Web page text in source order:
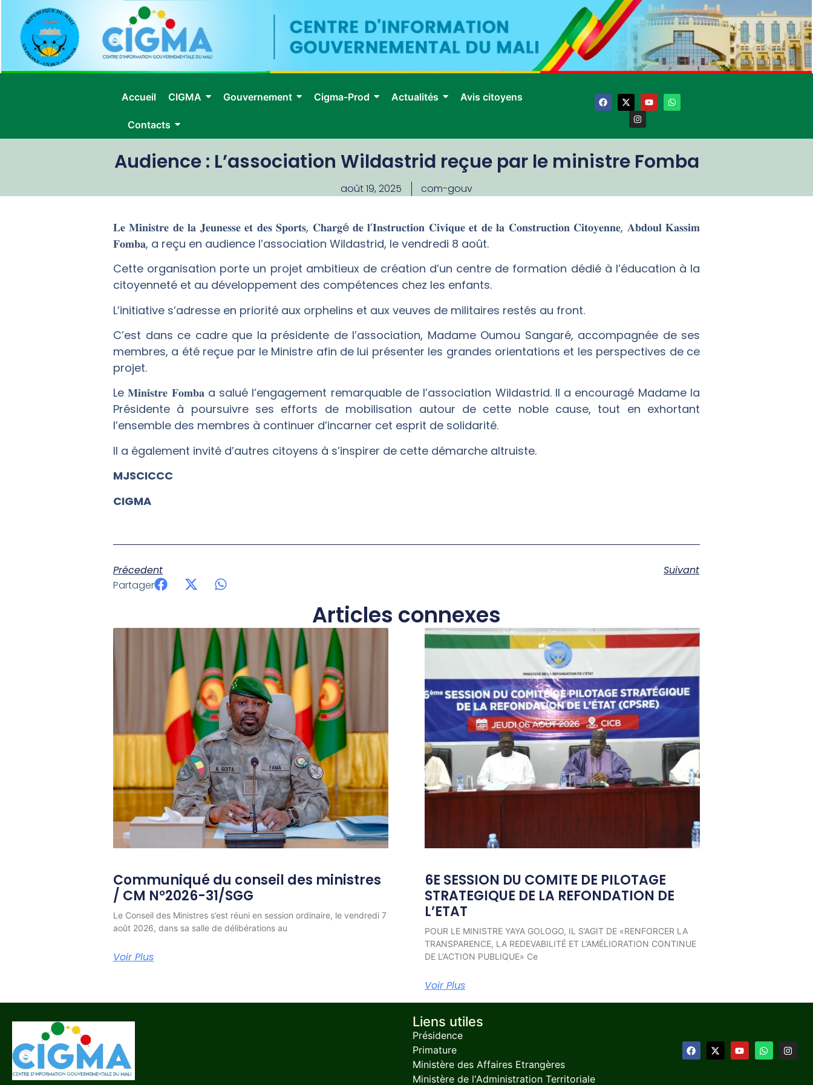
Accueil CIGMA Gouvernement Cigma-Prod Actualités Avis citoyens
Contacts
Audience : L’association Wildastrid reçue par le ministre Fomba
août 19, 2025 com-gouv
𝐋𝐞 𝐌𝐢𝐧𝐢𝐬𝐭𝐫𝐞 𝐝𝐞 𝐥𝐚 𝐉𝐞𝐮𝐧𝐞𝐬𝐬𝐞 𝐞𝐭 𝐝𝐞𝐬 𝐒𝐩𝐨𝐫𝐭𝐬, 𝐂𝐡𝐚𝐫𝐠é 𝐝𝐞 𝐥’𝐈𝐧𝐬𝐭𝐫𝐮𝐜𝐭𝐢𝐨𝐧 𝐂𝐢𝐯𝐢𝐪𝐮𝐞 𝐞𝐭 𝐝𝐞 𝐥𝐚 𝐂𝐨𝐧𝐬𝐭𝐫𝐮𝐜𝐭𝐢𝐨𝐧 𝐂𝐢𝐭𝐨𝐲𝐞𝐧𝐧𝐞, 𝐀𝐛𝐝𝐨𝐮𝐥 𝐊𝐚𝐬𝐬𝐢𝐦
𝐅𝐨𝐦𝐛𝐚, a reçu en audience l’association Wildastrid, le vendredi 8 août.
Cette organisation porte un projet ambitieux de création d’un centre de formation dédié à l’éducation à la
citoyenneté et au développement des compétences chez les enfants.
L’initiative s’adresse en priorité aux orphelins et aux veuves de militaires restés au front.
C’est dans ce cadre que la présidente de l’association, Madame Oumou Sangaré, accompagnée de ses
membres, a été reçue par le Ministre afin de lui présenter les grandes orientations et les perspectives de ce
projet.
Le 𝐌𝐢𝐧𝐢𝐬𝐭𝐫𝐞 𝐅𝐨𝐦𝐛𝐚 a salué l’engagement remarquable de l’association Wildastrid. Il a encouragé Madame la
Présidente à poursuivre ses efforts de mobilisation autour de cette noble cause, tout en exhortant
l’ensemble des membres à continuer d’incarner cet esprit de solidarité.
Il a également invité d’autres citoyens à s’inspirer de cette démarche altruiste.
MJSCICCC
CIGMA
Précedent
Suivant
Partager
Articles connexes
Communiqué du conseil des ministres
/ CM N°2026-31/SGG
Le Conseil des Ministres s’est réuni en session ordinaire, le vendredi 7
août 2026, dans sa salle de délibérations au
Voir Plus
6E SESSION DU COMITE DE PILOTAGE
STRATEGIQUE DE LA REFONDATION DE
L’ETAT
POUR LE MINISTRE YAYA GOLOGO, IL S’AGIT DE «RENFORCER LA
TRANSPARENCE, LA REDEVABILITÉ ET L’AMÉLIORATION CONTINUE
DE L’ACTION PUBLIQUE» Ce
Voir Plus
Liens utiles
Présidence
Primature
Ministère des Affaires Etrangères
Ministère de l'Administration Territoriale